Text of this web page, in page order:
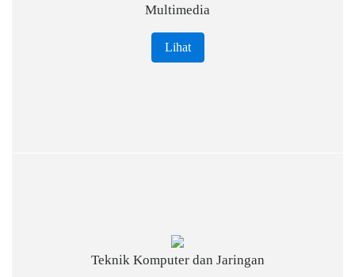
Multimedia
Lihat
Teknik Komputer dan Jaringan